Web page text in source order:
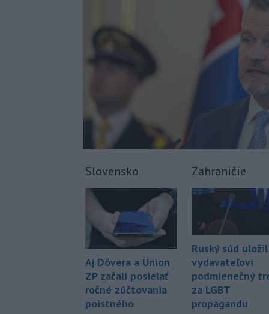
Slovensko
Aj Dôvera a Union
ZP začali posielať
ročné zúčtovania
poistného
Zahraničie
Ruský súd uložil
vydavateľovi
podmienečný
za LGBT
propagandu